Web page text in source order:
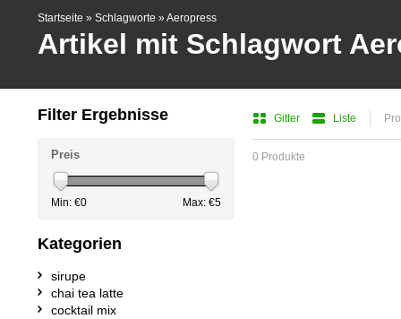
Startseite » Schlagworte » Aeropress
Artikel mit Schlagwort
Gitter Liste
0 Produkte
Filter Ergebnisse
Preis
Min: €0 Max: €5
Kategorien
sirupe
chai tea latte
cocktail mix